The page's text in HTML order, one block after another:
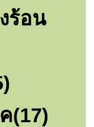
ร้อน
(17)